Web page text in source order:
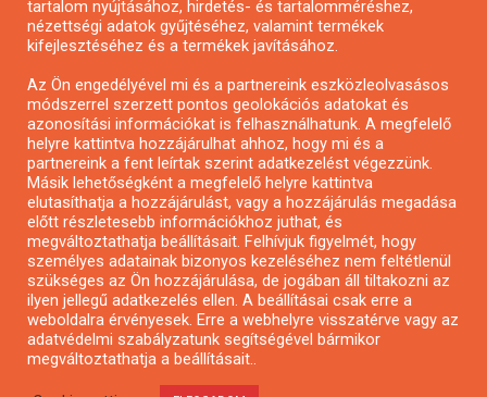
Pályázatok magánszemélyeknek
Pályázatok civil szervezeteknek
Pályázatok vállalkozásoknak
Önkormányzati pályázatok
Mezőgazdasági pályázatok
Falusi turizmus pályázatok
Napelem pályázatok
GINOP pályázatok
tartalom nyújtásához, hirdetés- és tartalomméréshez,
nézettségi adatok gyűjtéséhez, valamint termékek
kifejlesztéséhez és a termékek javításához.
Az Ön engedélyével mi és a partnereink eszközleolvasásos
módszerrel szerzett pontos geolokációs adatokat és
azonosítási információkat is felhasználhatunk. A megfelelő
helyre kattintva hozzájárulhat ahhoz, hogy mi és a
partnereink a fent leírtak szerint adatkezelést végezzünk.
Másik lehetőségként a megfelelő helyre kattintva
elutasíthatja a hozzájárulást, vagy a hozzájárulás megadása
előtt részletesebb információkhoz juthat, és
megváltoztathatja beállításait. Felhívjuk figyelmét, hogy
személyes adatainak bizonyos kezeléséhez nem feltétlenül
szükséges az Ön hozzájárulása, de jogában áll tiltakozni az
ilyen jellegű adatkezelés ellen. A beállításai csak erre a
weboldalra érvényesek. Erre a webhelyre visszatérve vagy az
adatvédelmi szabályzatunk segítségével bármikor
megváltoztathatja a beállításait..